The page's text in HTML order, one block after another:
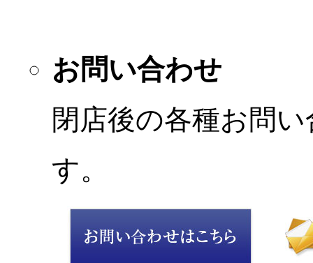
お問い合わせ
閉店後の各種お問
す。